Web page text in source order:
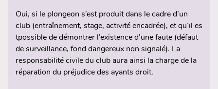
Oui, si le plongeon s’est produit dans le cadre d’un
club (entraînement, stage, activité encadrée), et qu’il es
tpossible de démontrer l’existence d’une faute (défaut
de surveillance, fond dangereux non signalé). La
responsabilité civile du club aura ainsi la charge de la
réparation du préjudice des ayants droit.